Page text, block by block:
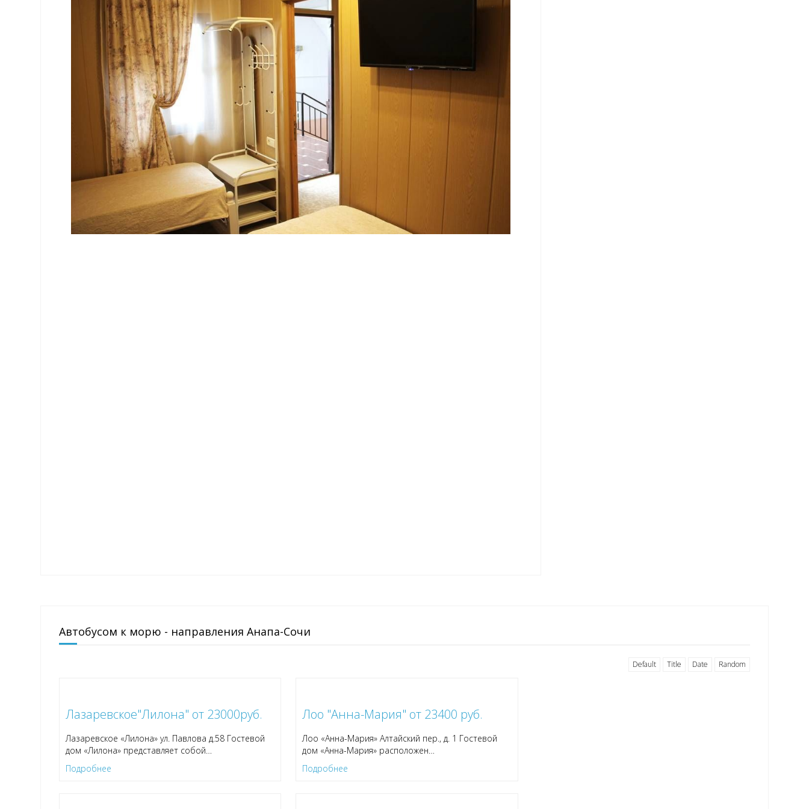
Автобусом к морю - направления Анапа-Сочи
Default Title Date Random
Лазаревское"Лилона" от 23000руб.
Лазаревское «Лилона» ул. Павлова д.58 Гостевой
дом «Лилона» представляет собой
Подробнее
Лоо "Анна-Мария" от 23400 руб.
Лоо «Анна-Мария» Алтайский пер., д. 1 Гостевой
дом «Анна-Мария» расположен
Подробнее